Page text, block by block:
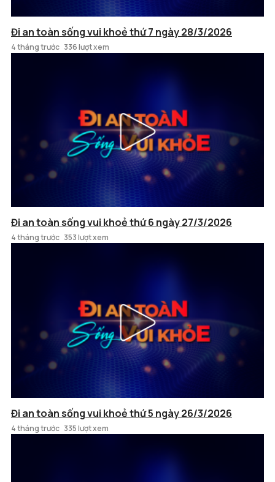
Đi an toàn sống vui khoẻ thứ 7 ngày 28/3/2026
4 tháng trước 336 lượt xem
Đi an toàn sống vui khoẻ thứ 6 ngày 27/3/2026
4 tháng trước 353 lượt xem
Đi an toàn sống vui khoẻ thứ 5 ngày 26/3/2026
4 tháng trước 335 lượt xem